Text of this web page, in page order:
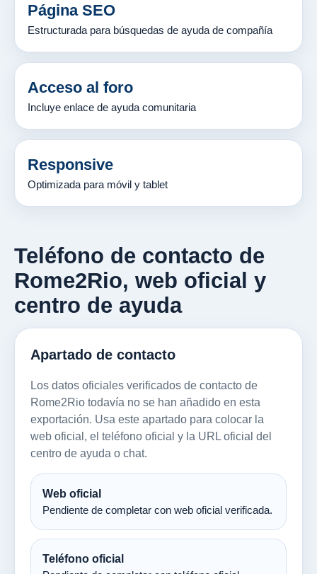
Página SEO
Estructurada para búsquedas de ayuda de compañía
Acceso al foro
Incluye enlace de ayuda comunitaria
Responsive
Optimizada para móvil y tablet
Teléfono de contacto de
Rome2Rio, web oficial y
centro de ayuda
Apartado de contacto
Los datos oficiales verificados de contacto de
Rome2Rio todavía no se han añadido en esta
exportación. Usa este apartado para colocar la
web oficial, el teléfono oficial y la URL oficial del
centro de ayuda o chat.
Web oficial
Pendiente de completar con web oficial verificada.
Teléfono oficial